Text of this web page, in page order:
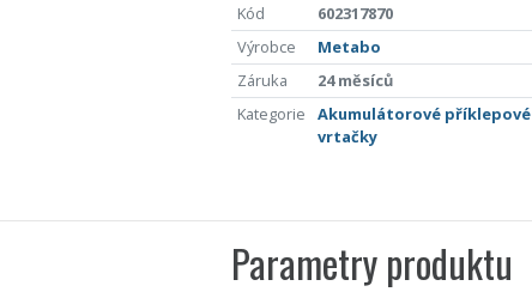
Kód
602317870
Výrobce
Metabo
Záruka
24 měsíců
Kategorie
Akumulátorové příklepové
vrtačky
Parametry produktu